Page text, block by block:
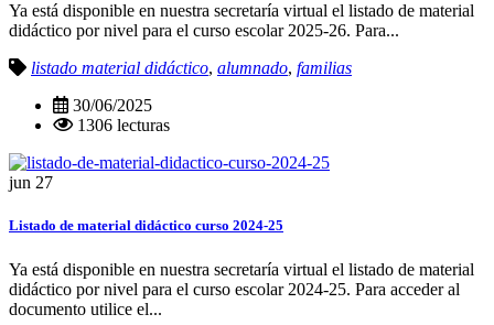
Ya está disponible en nuestra secretaría virtual el listado de material
didáctico por nivel para el curso escolar 2025-26. Para...
listado material didáctico, alumnado, familias
30/06/2025
1306 lecturas
jun 27
Listado de material didáctico curso 2024-25
Ya está disponible en nuestra secretaría virtual el listado de material
didáctico por nivel para el curso escolar 2024-25. Para acceder al
documento utilice el...